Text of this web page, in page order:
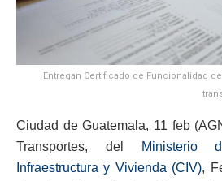
Entregan Certificado de Funcionalidad
Ciudad de Guatemala, 11 feb
Transportes, del
Ministerio
Infraestructura y Vivienda (CIV),